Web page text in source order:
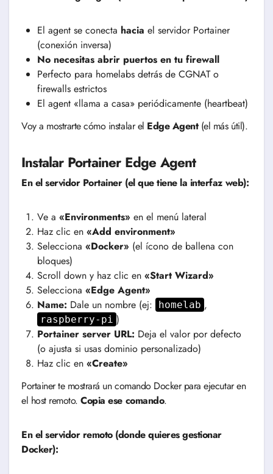
El agent se conecta hacia el servidor Portainer
(conexión inversa)
No necesitas abrir puertos en tu firewall
Perfecto para homelabs detrás de CGNAT o
firewalls estrictos
El agent «llama a casa» periódicamente (heartbeat)
Voy a mostrarte cómo instalar el Edge Agent(el más útil).
Instalar Portainer Edge Agent
En el servidor Portainer (el que tiene la interfaz web):
Ve a «Environments» en el menú lateral
Haz clic en «Add environment»
Selecciona «Docker» (el ícono de ballena con
bloques)
Scroll down y haz clic en «Start Wizard»
Selecciona «Edge Agent»
Name: Dale un nombre (ej: homelab ,
raspberry-pi )
Portainer server URL: Deja el valor por defecto
(o ajusta si usas dominio personalizado)
Haz clic en «Create»
Portainer te mostrará un comando Docker para ejecutar en
el host remoto.Copia ese comando.
En el servidor remoto (donde quieres gestionar
Docker):